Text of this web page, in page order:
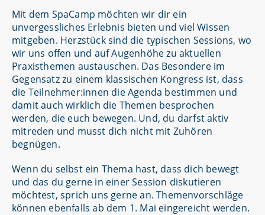
Mit dem SpaCamp möchten wir dir ein
unvergessliches Erlebnis bieten und viel Wissen
mitgeben. Herzstück sind die typischen Sessions, wo
wir uns offen und auf Augenhöhe zu aktuellen
Praxisthemen austauschen. Das Besondere im
Gegensatz zu einem klassischen Kongress ist, dass
die Teilnehmer:innen die Agenda bestimmen und
damit auch wirklich die Themen besprochen
werden, die euch bewegen. Und, du darfst aktiv
mitreden und musst dich nicht mit Zuhören
begnügen.
Wenn du selbst ein Thema hast, dass dich bewegt
und das du gerne in einer Session diskutieren
möchtest, sprich uns gerne an. Themenvorschläge
können ebenfalls ab dem 1. Mai eingereicht werden.